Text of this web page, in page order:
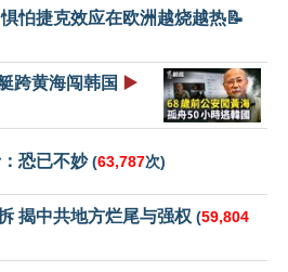
怕捷克效应在欧洲越烧越热📝
跨黄海闯韩国 ▶️
恐已不妙(63,787次)
揭中共地方烂尾与强权 (59,804